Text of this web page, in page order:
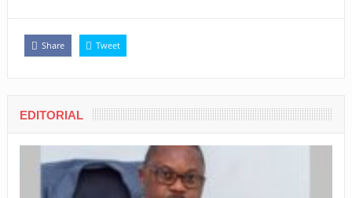
Share Tweet
EDITORIAL